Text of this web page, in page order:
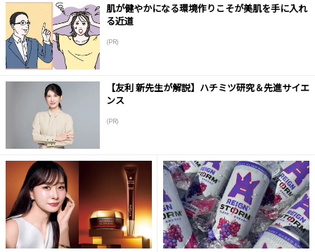
肌が健やかになる環境作りこそが美肌を手に入れ
る近道
(PR)
【友利 新先生が解説】ハチミツ研究＆先進サイエ
ンス
(PR)